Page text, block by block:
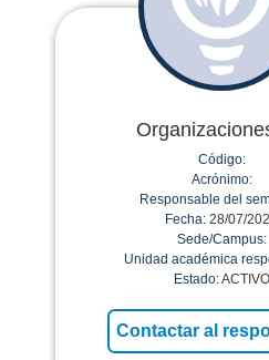
Código:
Acrónimo:
Responsable del
Fecha: 28/07/
Sede/Campus:
Unidad académica
Estado:ACTIVO